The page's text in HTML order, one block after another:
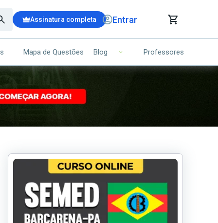
Assinatura completa Entrar
DE COMPRAS
(00)
Seu carrinho ainda está vazio.
Mapa de Questões Blog Professores